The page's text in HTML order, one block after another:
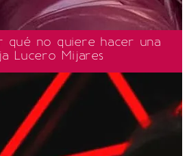
qué no quiere hacer una
Lucero Mijares